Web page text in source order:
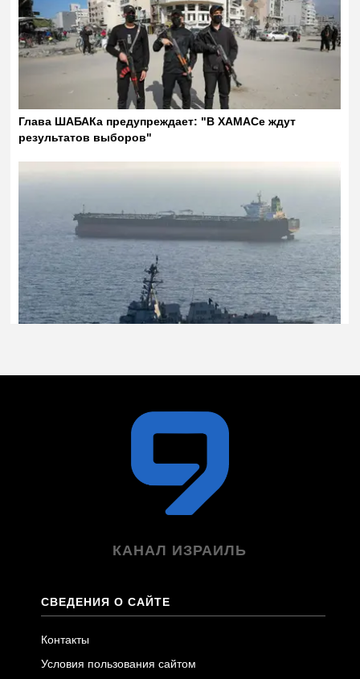
КАНАЛ ИЗРАИЛЬ
СВЕДЕНИЯ О САЙТЕ
Контакты
Условия пользования сайтом